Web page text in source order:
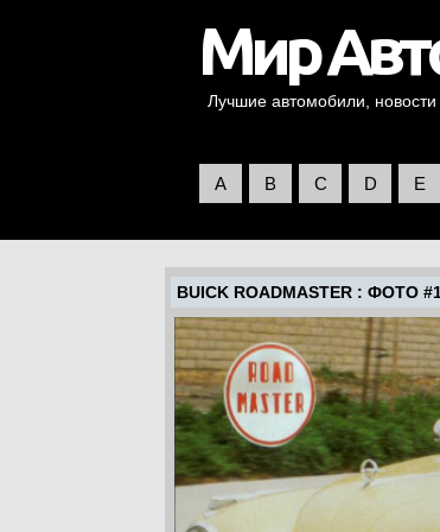
Лучшие автомобили,
A B C D E
BUICK ROADMASTER: ФОТО